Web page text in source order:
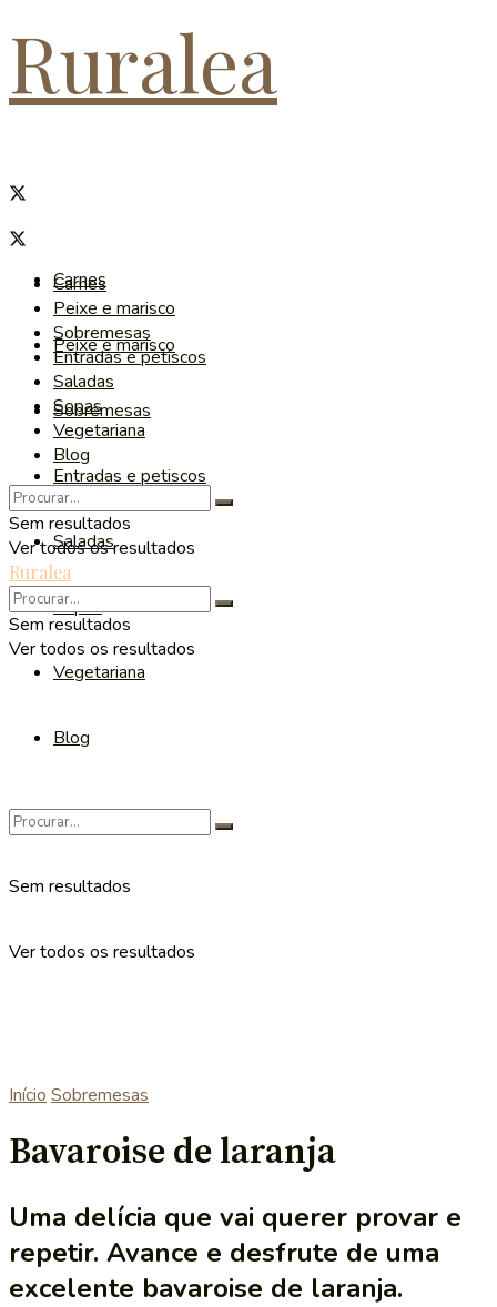
Ruralea
Carnes
Peixe e marisco
Sobremesas
Entradas e petiscos
Saladas
Sopas
Vegetariana
Blog
Sem resultados
Ver todos os resultados
Carnes
Peixe e marisco
Sobremesas
Entradas e petiscos
Saladas
Sopas
Vegetariana
Blog
Sem resultados
Ver todos os resultados
Ruralea
Sem resultados
Ver todos os resultados
Início Sobremesas
Bavaroise de laranja
Uma delícia que vai querer provar e
repetir. Avance e desfrute de uma
excelente bavaroise de laranja.